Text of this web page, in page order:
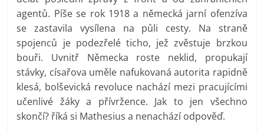
agentů. Píše se rok 1918 a německá jarní ofenzíva
se zastavila vysílena na půli cesty. Na straně
spojenců je podezřelé ticho, jež zvěstuje brzkou
bouři. Uvnitř Německa roste neklid, propukají
stávky, císařova uměle nafukovaná autorita rapidně
klesá, bolševická revoluce nachází mezi pracujícími
učenlivé žáky a přívržence. Jak to jen všechno
skončí? říká si Mathesius a nenachází odpověď.